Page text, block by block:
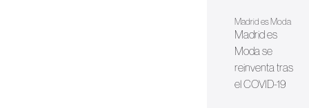
Madrid es Moda
Madrid es
Moda se
reinventa tras
el COVID-19